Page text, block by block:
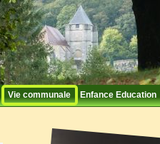
Vie communale Enfance Education